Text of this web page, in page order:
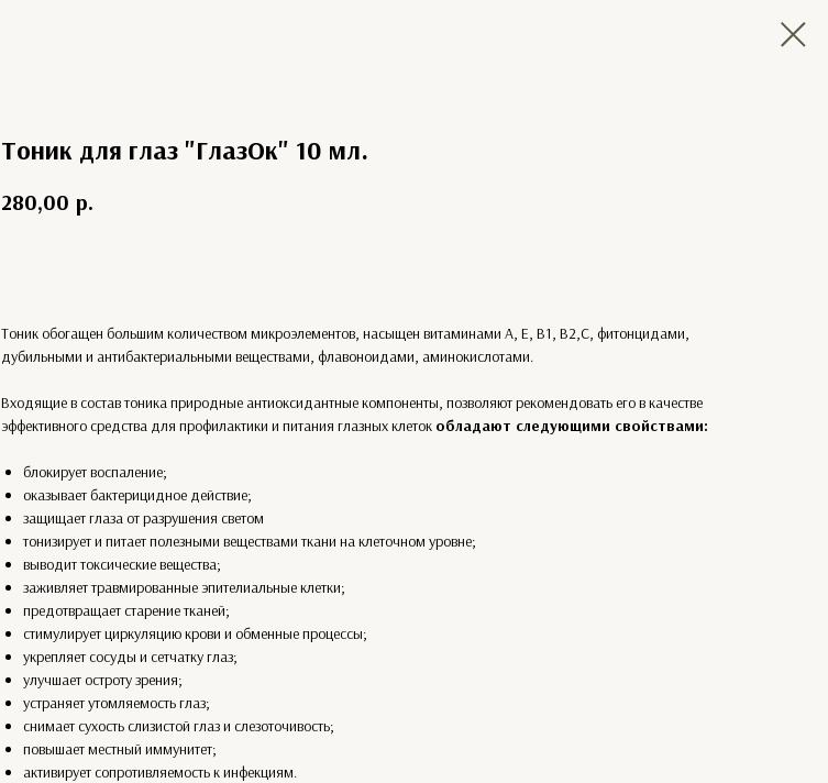
Тоник для глаз "ГлазОк" 10 мл.
280,00 р.
Тоник обогащен большим количеством микроэлементов, насыщен витаминами А, Е, В1, В2,С, фитонцидами,
дубильными и антибактериальными веществами, флавоноидами, аминокислотами.
Входящие в состав тоника природные антиоксидантные компоненты, позволяют рекомендовать его в качестве
эффективного средства для профилактики и питания глазных клеток обладают следующими свойствами:
блокирует воспаление;
оказывает бактерицидное действие;
защищает глаза от разрушения светом
тонизирует и питает полезными веществами ткани на клеточном уровне;
выводит токсические вещества;
заживляет травмированные эпителиальные клетки;
предотвращает старение тканей;
стимулирует циркуляцию крови и обменные процессы;
укрепляет сосуды и сетчатку глаз;
улучшает остроту зрения;
устраняет утомляемость глаз;
снимает сухость слизистой глаз и слезоточивость;
повышает местный иммунитет;
активирует сопротивляемость к инфекциям.